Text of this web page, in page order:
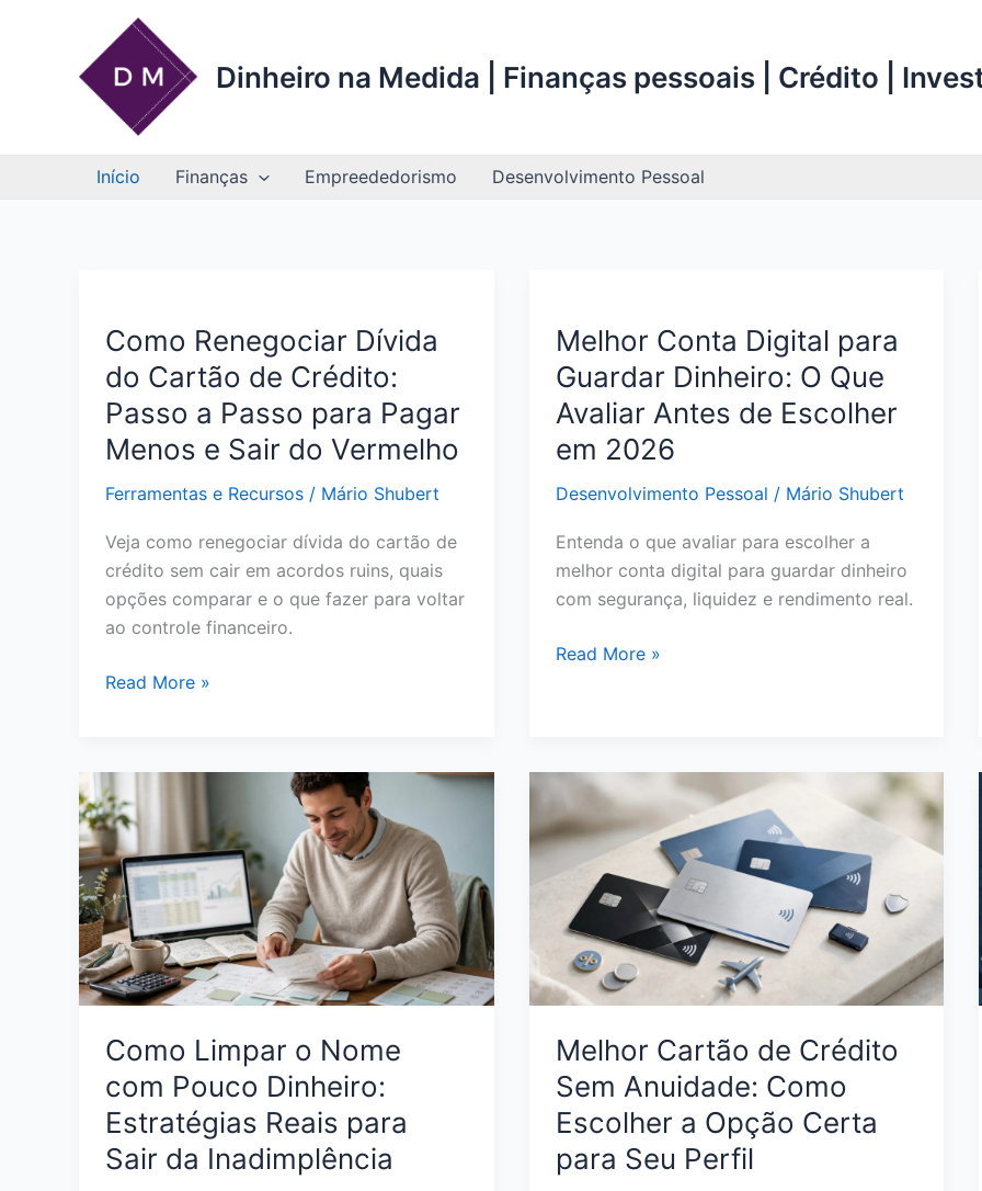
Dinheiro na Medida | Finanças pessoais | Crédito |
Início Finanças Empreededorismo Desenvolvimento Pessoal
Como Renegociar Dívida
do Cartão de Crédito:
Passo a Passo para Pagar
Menos e Sair do Vermelho
Ferramentas e Recursos / Mário Shubert
Veja como renegociar dívida do cartão de
crédito sem cair em acordos ruins, quais
opções comparar e o que fazer para voltar
ao controle financeiro.
Como
do
Cartão
de
Crédito:
Passo
a
Passo
para
Pagar
e
Sair
do
Vermelho
Read More »
Melhor Conta Digital para
Guardar Dinheiro: O Que
Avaliar Antes de Escolher
em 2026
Desenvolvimento Pessoal / Mário Shubert
Entenda o que avaliar para escolher a
melhor conta digital para guardar dinheiro
com segurança, liquidez e rendimento real.
Melhor
Guardar
Dinheiro:
O
Que
Avaliar
Antes
de
Escolher
em
Read More »
Como Limpar o Nome
com Pouco Dinheiro:
Estratégias Reais para
Sair da Inadimplência
Melhor Cartão de Crédito
Sem Anuidade: Como
Escolher a Opção Certa
para Seu Perfil